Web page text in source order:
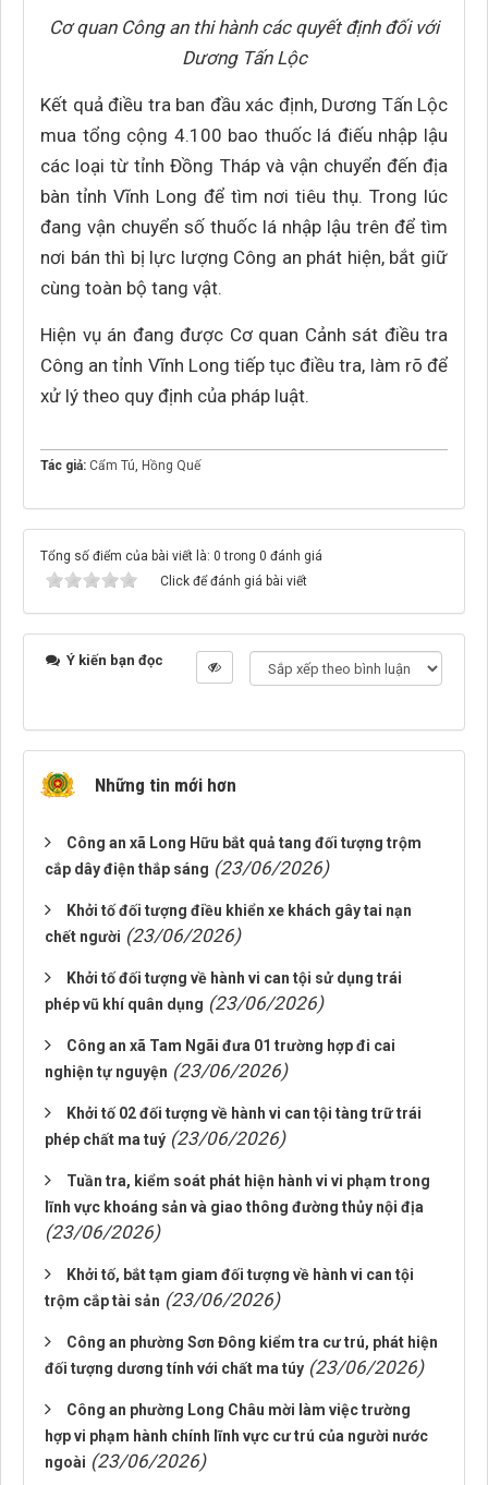
Cơ quan Công an thi hành các quyết định đối với
Dương Tấn Lộc
Kết quả điều tra ban đầu xác định, Dương Tấn Lộc
mua tổng cộng 4.100 bao thuốc lá điếu nhập lậu
các loại từ tỉnh Đồng Tháp và vận chuyển đến địa
bàn tỉnh Vĩnh Long để tìm nơi tiêu thụ. Trong lúc
đang vận chuyển số thuốc lá nhập lậu trên để tìm
nơi bán thì bị lực lượng Công an phát hiện, bắt giữ
cùng toàn bộ tang vật.
Hiện vụ án đang được Cơ quan Cảnh sát điều tra
Công an tỉnh Vĩnh Long tiếp tục điều tra, làm rõ để
xử lý theo quy định của pháp luật.
Tác giả: Cẩm Tú, Hồng Quế
Tổng số điểm của bài viết là: 0 trong 0 đánh giá
Click để đánh giá bài viết
Ý kiến bạn đọc
Những tin mới hơn
Công an xã Long Hữu bắt quả tang đối tượng trộm
cắp dây điện thắp sáng (23/06/2026)
Khởi tố đối tượng điều khiển xe khách gây tai nạn
chết người (23/06/2026)
Khởi tố đối tượng về hành vi can tội sử dụng trái
phép vũ khí quân dụng (23/06/2026)
Công an xã Tam Ngãi đưa 01 trường hợp đi cai
nghiện tự nguyện (23/06/2026)
Khởi tố 02 đối tượng về hành vi can tội tàng trữ trái
phép chất ma tuý (23/06/2026)
Tuần tra, kiểm soát phát hiện hành vi vi phạm trong
lĩnh vực khoáng sản và giao thông đường thủy nội địa
(23/06/2026)
Khởi tố, bắt tạm giam đối tượng về hành vi can tội
trộm cắp tài sản (23/06/2026)
Công an phường Sơn Đông kiểm tra cư trú, phát hiện
đối tượng dương tính với chất ma túy (23/06/2026)
Công an phường Long Châu mời làm việc trường
hợp vi phạm hành chính lĩnh vực cư trú của người nước
ngoài (23/06/2026)